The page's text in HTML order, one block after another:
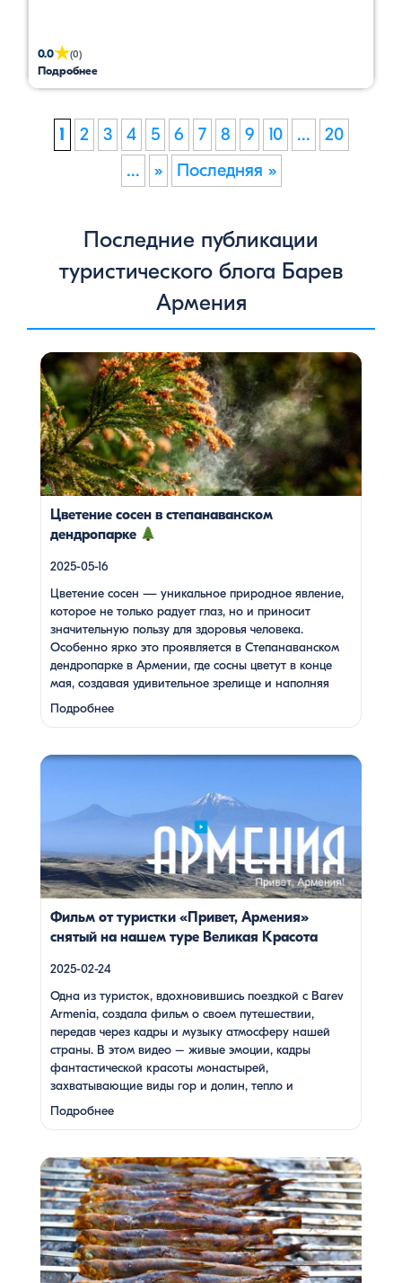
0.0★(0)
Подробнее
1 2 3 4 5 6 7 8 9 10 ...
20
...
» Последняя »
Последние публикации
туристического блога Барев
Армения
Цветение сосен — уникальное природное явление,
которое не только радует глаз, но и приносит
значительную пользу для здоровья человека. Особенно
ярко это проявляется в Степанаванском дендропарке в
Армении, где сосны цветут в конце мая, создавая
удивительное зрелище и наполняя воздух целебными
веществами.Степанаванский дендропарк: жемчужина
Лорийской области Степанаванский дендропарк, также
Цветение сосен в степанаванском
дендропарке
2025-05-16
Цветение сосен — уникальное природное явление,
которое не только радует глаз, но и приносит
значительную пользу для здоровья человека.
Особенно ярко это проявляется в Степанаванском
дендропарке в Армении, где сосны цветут в конце
мая, создавая удивительное зрелище и наполняя
воздух целебными веществами.
дендропарк: жемчужина Лорийской области
«Сочут» (в …
Подробнее
Одна из туристок, вдохновившись поездкой с Barev
через кадры и музыку атмосферу нашей страны. В этом
видео – живые эмоции, кадры фантастической красоты
монастырей, захватывающие виды гор и долин, тепло и
душевность местных жителей, готовка и дегустация
блюд. Путешествие под завораживающие мелодии
дудука Дживана Гаспаряна стало настоящим
Фильм от туристки «Привет, Армения»
снятый на нашем туре Великая Красота
2025-02-24
Одна из туристок, вдохновившись поездкой с Barev
Armenia, создала фильм о своем путешествии,
передав через кадры и музыку атмосферу нашей
страны. В этом видео – живые эмоции, кадры
фантастической красоты монастырей,
захватывающие виды гор и долин, тепло и
душевность местных жителей, готовка и дегустация
блюд. Путешествие под завораживающие мелодии
погружением …
Подробнее
Многие гости Армении, приезжая в страну, обязательно
включают в свою программу поездку на Севан. Этот
маршрут — один из самых популярных: свежий горный
воздух, величественные пейзажи, древние храмы и,
конечно же, местная кухня. На Севане можно посетить
Севанаванк — знаменитый монастырь IX века,
расположенный на полуострове, а также Айраванк,